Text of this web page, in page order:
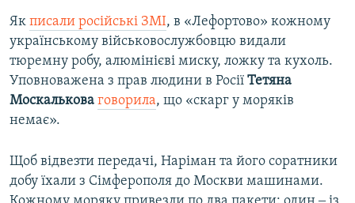
Як писали російські ЗМІ, в «Лефортово» кожному
українському військовослужбовцю видали
тюремну робу, алюмінієві миску, ложку та кухоль.
Уповноважена з прав людини в Росії Тетяна
Москалькова говорила, що «скарг у моряків
немає».
Щоб відвезти передачі, Наріман та його соратники
добу їхали з Сімферополя до Москви машинами.